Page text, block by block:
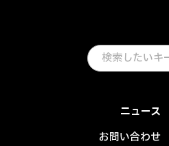
ニュース
お問い合わせ